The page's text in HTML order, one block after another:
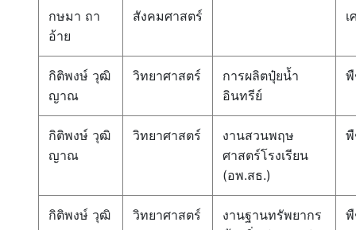
กษมา ถา
อ้าย
สังคมศาสตร์
กิติพงษ์ วุฒิ
ญาณ
วิทยาศาสตร์
การผลิตปุ๋ยน้ำ
อินทรีย์
กิติพงษ์ วุฒิ
ญาณ
วิทยาศาสตร์
งานสวนพฤษ
ศาสตร์โรงเรียน
(อพ.สธ.)
กิติพงษ์ วุฒิ
วิทยาศาสตร์
งานฐานทรัพยากร